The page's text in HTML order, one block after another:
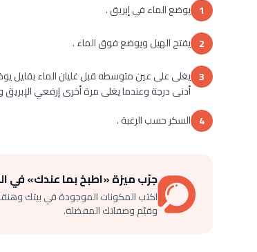
1 يوضع الماء في إبريق .
2 يفتح الهيل ويوضع فوق الماء .
3 يغلى على عين متوسطه قبل غليان الماء بقليل
أدنى درجة وعندما يغلى مرة أخرى إرفعي الإبريق ودعيه ٣
4 السكر حسب الرغبة .
جرّب ميزة «اطبخ بما عندك» في
اكتب المكونات الموجودة في بيتك
وقيّم وصفاتك المفضلة.